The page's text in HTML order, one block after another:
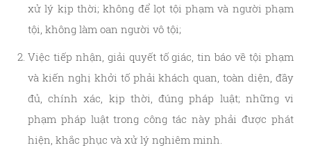
xử lý kịp thời; không để lọt tội phạm và người phạm
tội, không làm oan người vô tội;
Việc tiếp nhận, giải quyết tố giác, tin báo về tội phạm
và kiến nghị khởi tố phải khách quan, toàn diện, đầy
đủ, chính xác, kịp thời, đúng pháp luật; những vi
phạm pháp luật trong công tác này phải được phát
hiện, khắc phục và xử lý nghiêm minh.